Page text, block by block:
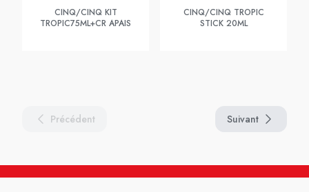
CINQ/CINQ KIT
TROPIC75ML+CR APAIS
CINQ/CINQ TROPIC
STICK 20ML
Précédent Suivant